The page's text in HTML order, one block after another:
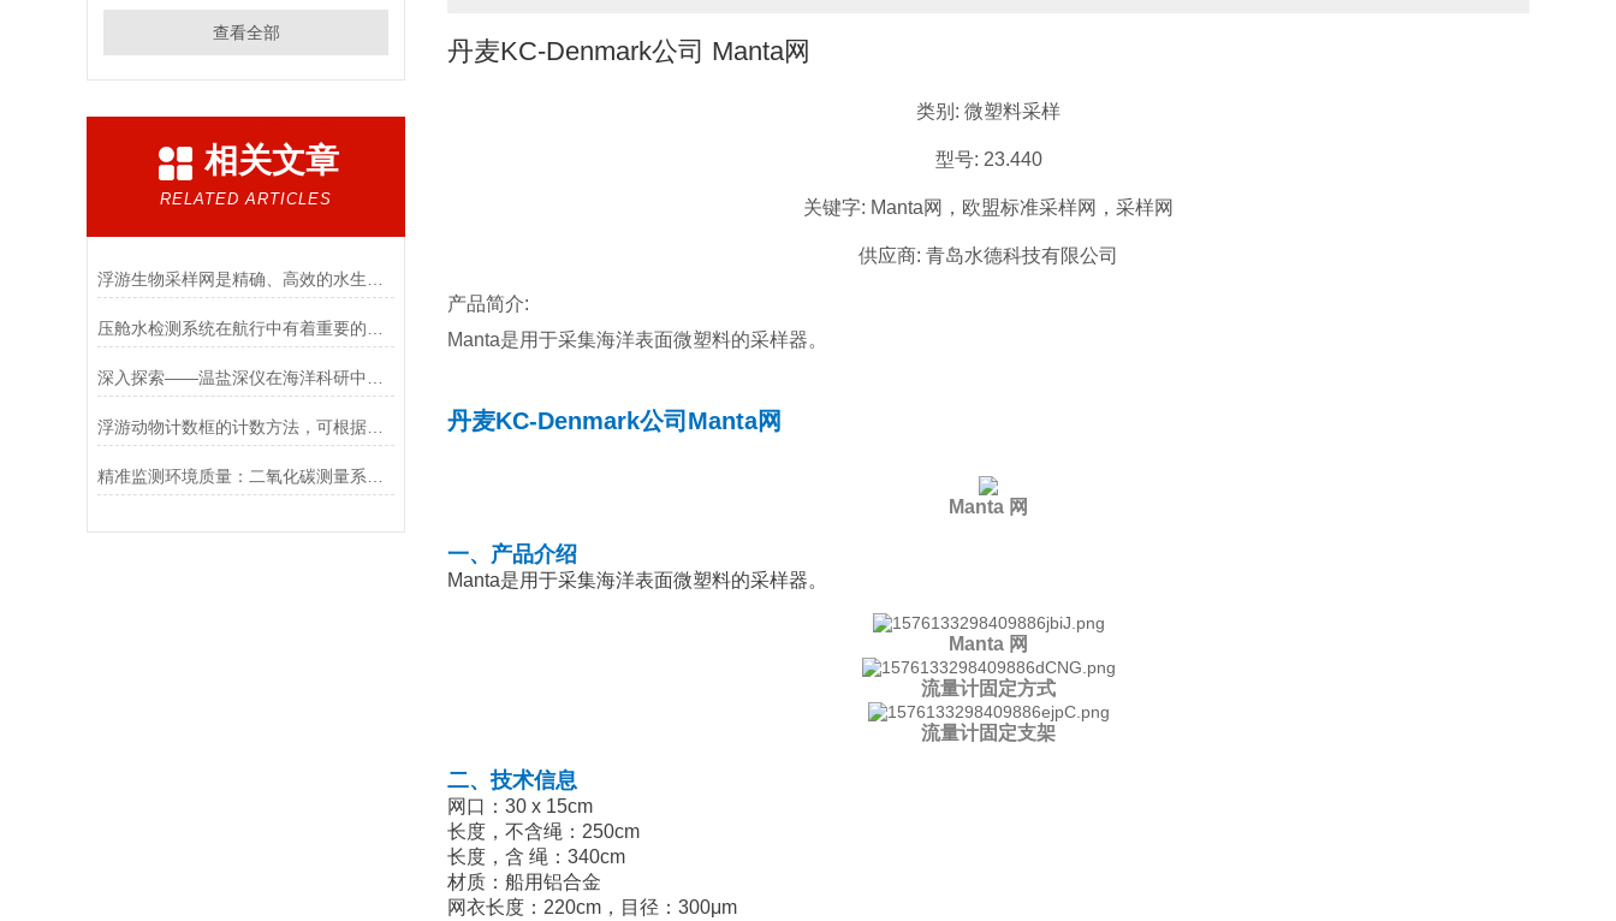
查看全部
相关文章
RELATED ARTICLES
浮游动物计数框的计数方法，可根据实际实验方法进行
丹麦KC-Denmark公司 Manta网
类别: 微塑料采样
型号: 23.440
关键字: Manta网，欧盟标准采样网，采样网
供应商: 青岛水德科技有限公司
产品简介:
Manta是用于采集海洋表面微塑料的采样器。
丹麦KC-Denmark公司Manta网
Manta 网
一、产品介绍
Manta是用于采集海洋表面微塑料的采样器。
Manta 网
流量计固定方式
流量计固定支架
二、技术信息
网口：30 x 15cm
长度，不含绳：250cm
长度，含 绳：340cm
材质：船用铝合金
网衣长度：220cm，目径：300μm